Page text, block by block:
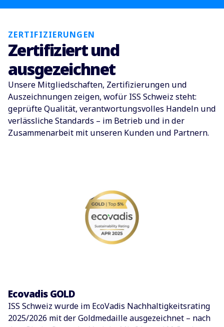
ZERTIFIZIERUNGEN
Zertifiziert und
ausgezeichnet
Unsere Mitgliedschaften, Zertifizierungen und
Auszeichnungen zeigen, wofür ISS Schweiz steht:
geprüfte Qualität, verantwortungsvolles Handeln und
verlässliche Standards – im Betrieb und in der
Zusammenarbeit mit unseren Kunden und Partnern.
Ecovadis GOLD
ISS Schweiz wurde im EcoVadis Nachhaltigkeitsrating
2025/2026 mit der Goldmedaille ausgezeichnet – nach